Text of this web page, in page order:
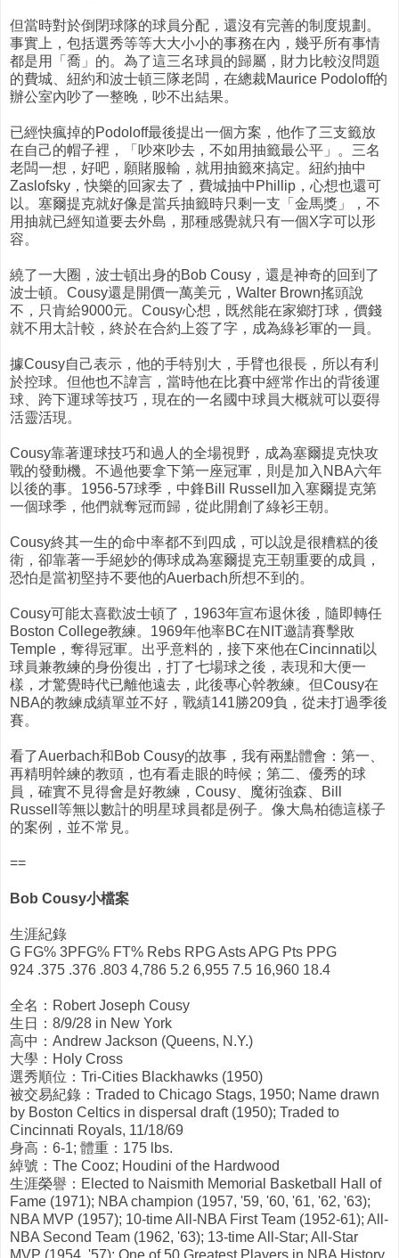
但當時對於倒閉球隊的球員分配，還沒有完善的制度規劃。
事實上，包括選秀等等大大小小的事務在內，幾乎所有事情
都是用「喬」的。為了這三名球員的歸屬，財力比較沒問題
的費城、紐約和波士頓三隊老闆，在總裁Maurice Podoloff的
辦公室內吵了一整晚，吵不出結果。
已經快瘋掉的Podoloff最後提出一個方案，他作了三支籤放
在自己的帽子裡，「吵來吵去，不如用抽籤最公平」。三名
老闆一想，好吧，願賭服輸，就用抽籤來搞定。紐約抽中
Zaslofsky，快樂的回家去了，費城抽中Phillip，心想也還可
以。塞爾提克就好像是當兵抽籤時只剩一支「金馬獎」，不
用抽就已經知道要去外島，那種感覺就只有一個X字可以形
容。
繞了一大圈，波士頓出身的Bob Cousy，還是神奇的回到了
波士頓。Cousy還是開價一萬美元，Walter Brown搖頭說
不，只肯給9000元。Cousy心想，既然能在家鄉打球，價錢
就不用太計較，終於在合約上簽了字，成為綠衫軍的一員。
據Cousy自己表示，他的手特別大，手臂也很長，所以有利
於控球。但他也不諱言，當時他在比賽中經常作出的背後運
球、跨下運球等技巧，現在的一名國中球員大概就可以耍得
活靈活現。
Cousy靠著運球技巧和過人的全場視野，成為塞爾提克快攻
戰的發動機。不過他要拿下第一座冠軍，則是加入NBA六年
以後的事。1956-57球季，中鋒Bill Russell加入塞爾提克第
一個球季，他們就奪冠而歸，從此開創了綠衫王朝。
Cousy終其一生的命中率都不到四成，可以說是很糟糕的後
衛，卻靠著一手絕妙的傳球成為塞爾提克王朝重要的成員，
恐怕是當初堅持不要他的Auerbach所想不到的。
Cousy可能太喜歡波士頓了，1963年宣布退休後，隨即轉任
Boston College教練。1969年他率BC在NIT邀請賽擊敗
Temple，奪得冠軍。出乎意料的，接下來他在Cincinnati以
球員兼教練的身份復出，打了七場球之後，表現和大便一
樣，才驚覺時代已離他遠去，此後專心幹教練。但Cousy在
NBA的教練成績單並不好，戰績141勝209負，從未打過季後
賽。
看了Auerbach和Bob Cousy的故事，我有兩點體會：第一、
再精明幹練的教頭，也有看走眼的時候；第二、優秀的球
員，確實不見得會是好教練，Cousy、魔術強森、Bill
Russell等無以數計的明星球員都是例子。像大鳥柏德這樣子
的案例，並不常見。
==
Bob Cousy小檔案
生涯紀錄
G FG% 3PFG% FT% Rebs RPG Asts APG Pts PPG
924 .375 .376 .803 4,786 5.2 6,955 7.5 16,960 18.4
全名：Robert Joseph Cousy
生日：8/9/28 in New York
高中：Andrew Jackson (Queens, N.Y.)
大學：Holy Cross
選秀順位：Tri-Cities Blackhawks (1950)
被交易紀錄：Traded to Chicago Stags, 1950; Name drawn
by Boston Celtics in dispersal draft (1950); Traded to
Cincinnati Royals, 11/18/69
身高：6-1; 體重：175 lbs.
綽號：The Cooz; Houdini of the Hardwood
生涯榮譽：Elected to Naismith Memorial Basketball Hall of
Fame (1971); NBA champion (1957, '59, '60, '61, '62, '63);
NBA MVP (1957); 10-time All-NBA First Team (1952-61); All-
NBA Second Team (1962, '63); 13-time All-Star; All-Star
MVP (1954, '57); One of 50 Greatest Players in NBA History